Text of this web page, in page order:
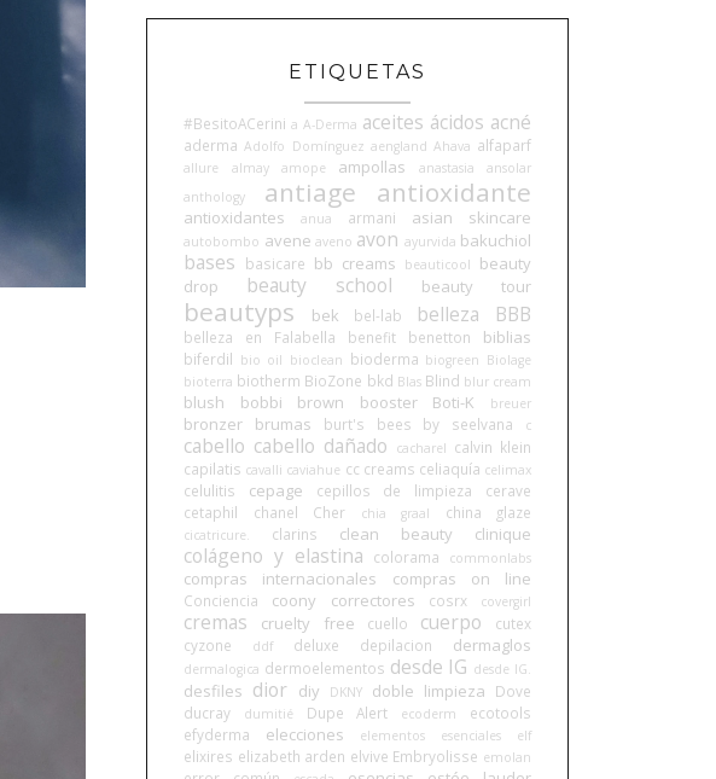
ETIQUETAS
#BesitoACerini a A-Derma aceites ácidos acné
aderma Adolfo Domínguez aengland Ahava alfaparf
allure almay amope ampollas anastasia
ansolar
anthology
antiage antioxidante
antioxidantes anua armani asian skincare
autobombo avene aveno avon ayurvida bakuchiol
bases basicare bb creams beauticool
beauty
drop
beauty school beauty tour
beautyps bek bel-lab belleza BBB
belleza en Falabella benefit benetton biblias
biferdil bio oil bioclean bioderma biogreen Biolage
bioterra biotherm BioZone bkd Blas Blind blur cream
blush bobbi brown booster Boti-K breuer
bronzer brumas burt's bees by seelvana c
cabello cabello dañado cacharel calvin klein
capilatis cavalli caviahue cc creams celiaquía celimax
celulitis cepage cepillos de limpieza
cerave
cetaphil
chanel Cher chia graal china glaze
cicatricure. clarins clean beauty clinique
colágeno y elastina colorama commonlabs
compras internacionales compras on line
Conciencia coony correctores cosrx covergirl
cremas cruelty free cuello cuerpo
cutex
cyzone
ddf deluxe depilacion dermaglos
dermalogica dermoelementos desde IG desde IG.
desfiles dior diy DKNY doble limpieza
Dove
ducray
dumitié Dupe Alert ecoderm
ecotools
efyderma
elecciones elementos esenciales elf
elixires elizabeth arden elvive Embryolisse emolan